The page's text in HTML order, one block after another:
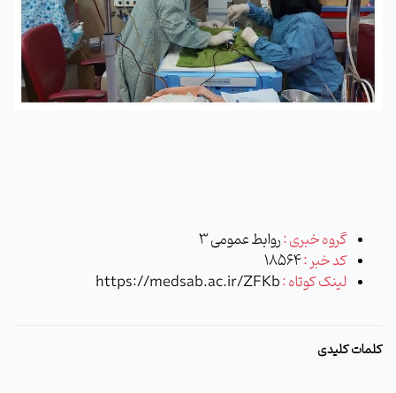
گروه خبری :روابط عمومی 3
کد خبر :18564
لینک کوتاه :https://medsab.ac.ir/ZFKb
کلمات کلیدی